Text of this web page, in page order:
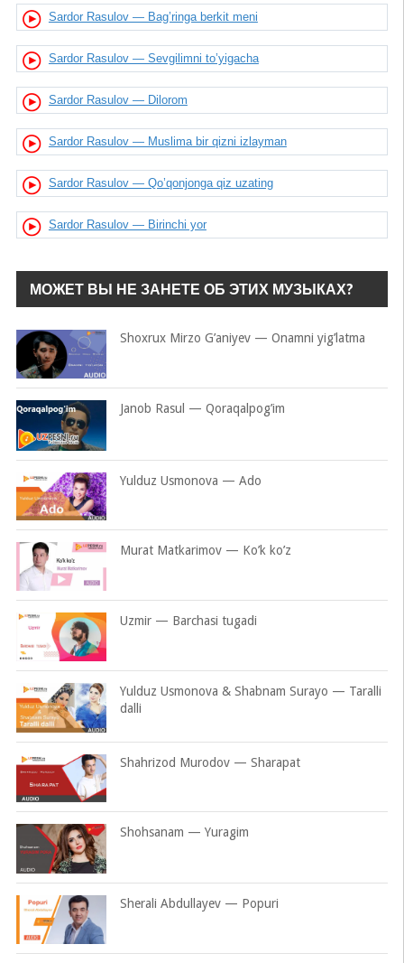
Sardor Rasulov — Bag’ringa berkit meni
Sardor Rasulov — Sevgilimni to’yigacha
Sardor Rasulov — Dilorom
Sardor Rasulov — Muslima bir qizni izlayman
Sardor Rasulov — Qo’qonjonga qiz uzating
Sardor Rasulov — Birinchi yor
МОЖЕТ ВЫ НЕ ЗАНЕТЕ ОБ ЭТИХ МУЗЫКАХ?
Shoxrux Mirzo G’aniyev — Onamni yig’latma
Janob Rasul — Qoraqalpog’im
Yulduz Usmonova — Ado
Murat Matkarimov — Ko’k ko’z
Uzmir — Barchasi tugadi
Yulduz Usmonova & Shabnam Surayo — Taralli
dalli
Shahrizod Murodov — Sharapat
Shohsanam — Yuragim
Sherali Abdullayev — Popuri